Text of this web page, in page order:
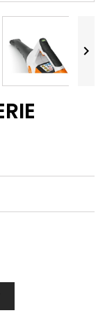
